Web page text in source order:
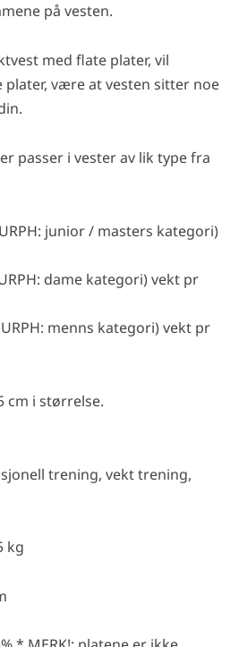
på vesten.
med flate plater, vil
være at vesten sitter noe
passer i vester av lik type fra
junior / masters kategori)
dame kategori) vekt pr
menns kategori) vekt pr
cm i størrelse.
trening, vekt trening,
kg